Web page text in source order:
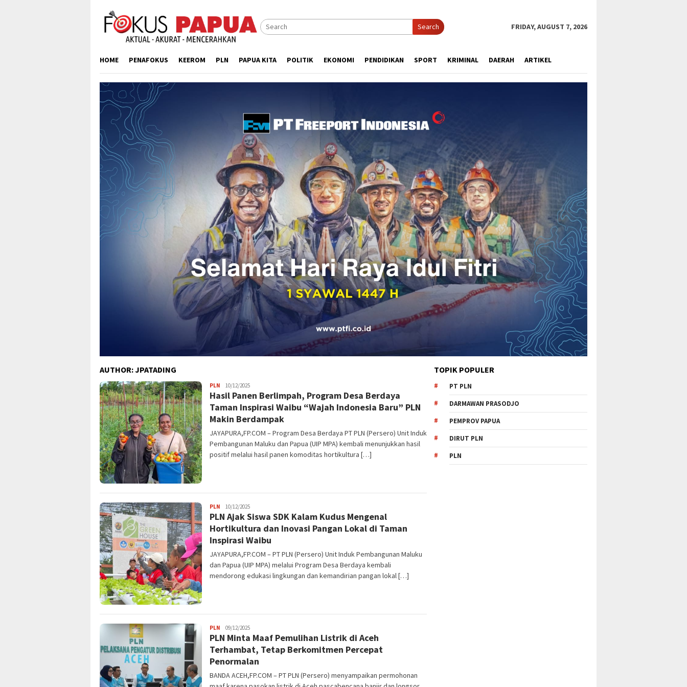
content
Search FRIDAY, AUGUST 7, 2026
HOME PENAFOKUS KEEROM PLN PAPUA KITA POLITIK EKONOMI PENDIDIKAN SPORT KRIMINAL DAERAH ARTIKEL
AUTHOR:JPATADING
PLN JPatading
10/12/2025
Hasil Panen Berlimpah, Program Desa Berdaya
Taman Inspirasi Waibu “Wajah Indonesia Baru” PLN
Makin Berdampak
JAYAPURA,FP.COM – Program Desa Berdaya PT PLN (Persero) Unit Induk
Pembangunan Maluku dan Papua (UIP MPA) kembali menunjukkan hasil
positif melalui hasil panen komoditas hortikultura […]
PLN JPatading
10/12/2025
PLN Ajak Siswa SDK Kalam Kudus Mengenal
Hortikultura dan Inovasi Pangan Lokal di Taman
Inspirasi Waibu
JAYAPURA,FP.COM – PT PLN (Persero) Unit Induk Pembangunan Maluku
dan Papua (UIP MPA) melalui Program Desa Berdaya kembali
mendorong edukasi lingkungan dan kemandirian pangan lokal […]
PLN JPatading
09/12/2025
PLN Minta Maaf Pemulihan Listrik di Aceh
Terhambat, Tetap Berkomitmen Percepat
Penormalan
BANDA ACEH,FP.COM – PT PLN (Persero) menyampaikan permohonan
TOPIK POPULER
PT PLN
DARMAWAN PRASODJO
PEMPROV PAPUA
DIRUT PLN
PLN